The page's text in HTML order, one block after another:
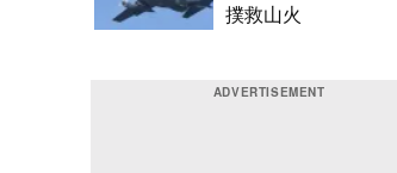
撲救山火